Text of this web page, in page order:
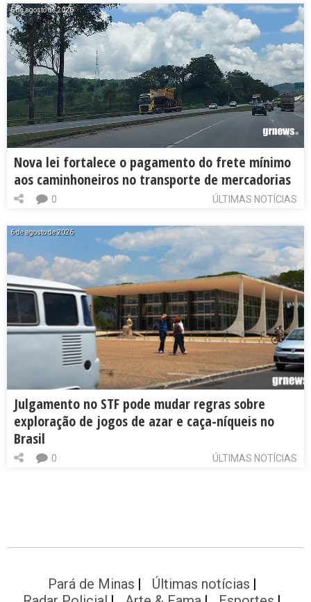
6 de agosto de 2026
Nova lei fortalece o pagamento do frete mínimo
aos caminhoneiros no transporte de mercadorias
ÚLTIMAS NOTÍCIAS
0
6 de agosto de 2026
Julgamento no STF pode mudar regras sobre
exploração de jogos de azar e caça-níqueis no
Brasil
ÚLTIMAS NOTÍCIAS
0
Pará de Minas
Últimas notícias